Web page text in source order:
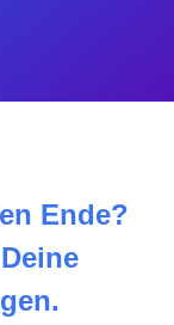
Ende?